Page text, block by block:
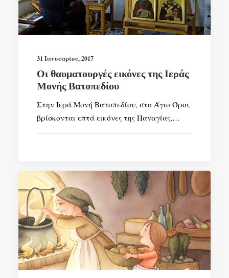
31 Ιανουαρίου, 2017
Οι θαυματουργές εικόνες της Ιεράς
Μονής Βατοπεδίου
Στην Ιερά Μονή Βατοπεδίου, στο Άγιο Όρος
βρίσκονται επτά εικόνες της Παναγίας,…